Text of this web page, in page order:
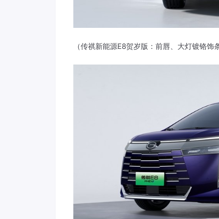
（传祺新能源E8贺岁版：前唇、大灯镀铬饰